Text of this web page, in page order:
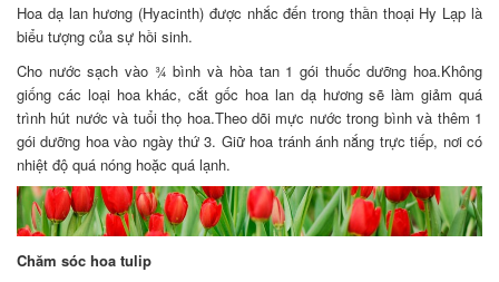
Hoa dạ lan hương (Hyacinth) được nhắc đến trong thần thoại Hy Lạp là
biểu tượng của sự hồi sinh.
Cho nước sạch vào ¾ bình và hòa tan 1 gói thuốc dưỡng hoa.Không
giống các loại hoa khác, cắt gốc hoa lan dạ hương sẽ làm giảm quá
trình hút nước và tuổi thọ hoa.Theo dõi mực nước trong bình và thêm 1
gói dưỡng hoa vào ngày thứ 3. Giữ hoa tránh ánh nắng trực tiếp, nơi có
nhiệt độ quá nóng hoặc quá lạnh.
Chăm sóc hoa tulip